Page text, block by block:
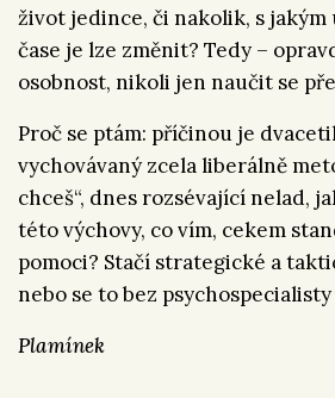
život jedince, či nakolik, s jakým
čase je lze změnit? Tedy –
osobnost, nikoli jen naučit se
Proč se ptám: příčinou je
vychovávaný zcela liberálně
chceš“, dnes rozsévající nelad,
této výchovy, co vím, cekem
pomoci? Stačí strategické a
nebo se to bez
Plamínek